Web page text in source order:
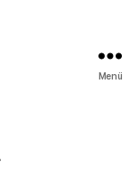
Menü